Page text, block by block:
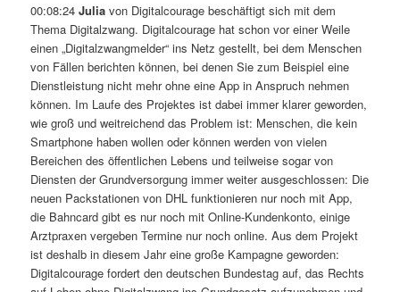
00:08:24Julia von Digitalcourage beschäftigt sich mit dem
Thema Digitalzwang. Digitalcourage hat schon vor einer Weile
einen „Digitalzwangmelder“ ins Netz gestellt, bei dem Menschen
von Fällen berichten können, bei denen Sie zum Beispiel eine
Dienstleistung nicht mehr ohne eine App in Anspruch nehmen
können. Im Laufe des Projektes ist dabei immer klarer geworden,
wie groß und weitreichend das Problem ist: Menschen, die kein
Smartphone haben wollen oder können werden von vielen
Bereichen des öffentlichen Lebens und teilweise sogar von
Diensten der Grundversorgung immer weiter ausgeschlossen: Die
neuen Packstationen von DHL funktionieren nur noch mit App,
die Bahncard gibt es nur noch mit Online-Kundenkonto, einige
Arztpraxen vergeben Termine nur noch online. Aus dem Projekt
ist deshalb in diesem Jahr eine große Kampagne geworden:
Digitalcourage fordert den deutschen Bundestag auf, das Rechts